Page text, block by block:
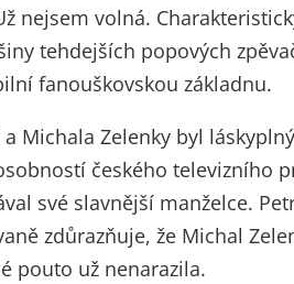
nejsem volná.
tehdejších popových
fanouškovskou základnu.
a Michala Zelenky byl
českého televizního
své slavnější manželce.
zdůrazňuje, že Michal
pouto už nenarazila.